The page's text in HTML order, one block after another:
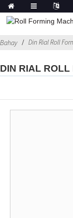
Bahay Din Rial Roll
DIN RIAL ROLL